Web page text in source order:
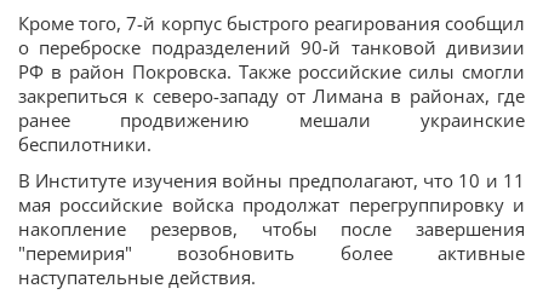
Кроме того, 7-й корпус быстрого реагирования сообщил
о переброске подразделений 90-й танковой дивизии
РФ в район Покровска. Также российские силы смогли
закрепиться к северо-западу от Лимана в районах, где
ранее продвижению мешали украинские
беспилотники.
В Институте изучения войны предполагают, что 10 и 11
мая российские войска продолжат перегруппировку и
накопление резервов, чтобы после завершения
"перемирия" возобновить более активные
наступательные действия.